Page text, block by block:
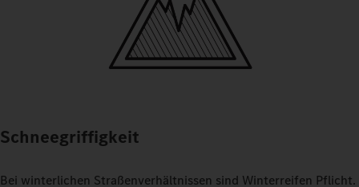
Schneegriffigkeit
Bei winterlichen Straßenverhältnissen sind Winterreifen Pflicht.